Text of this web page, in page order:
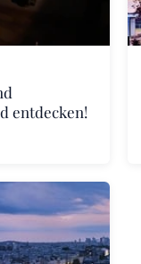
entdecken!